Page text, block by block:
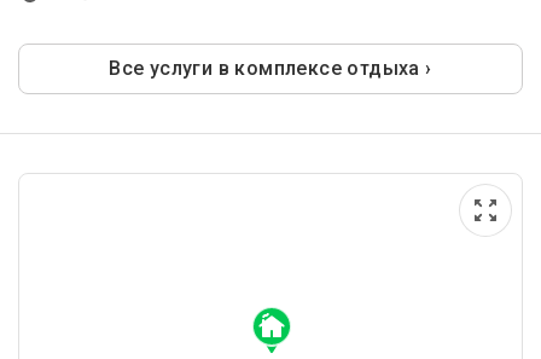
Все услуги в комплексе отдыха ›